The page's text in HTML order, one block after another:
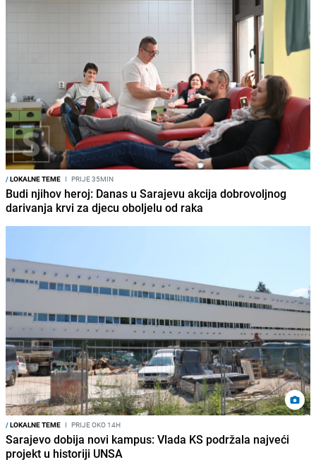
/LOKALNE TEME I PRIJE 35MIN
Budi njihov heroj: Danas u Sarajevu akcija dobrovoljnog
darivanja krvi za djecu oboljelu od raka
/LOKALNE TEME I PRIJE OKO 14H
Sarajevo dobija novi kampus: Vlada KS podržala najveći
projekt u historiji UNSA